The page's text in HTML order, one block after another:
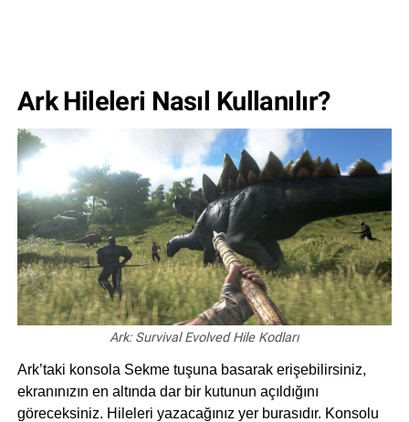
Ark Hileleri Nasıl Kullanılır?
Ark: Survival Evolved Hile Kodları
Ark’taki konsola Sekme tuşuna basarak erişebilirsiniz,
ekranınızın en altında dar bir kutunun açıldığını
göreceksiniz. Hileleri yazacağınız yer burasıdır. Konsolu